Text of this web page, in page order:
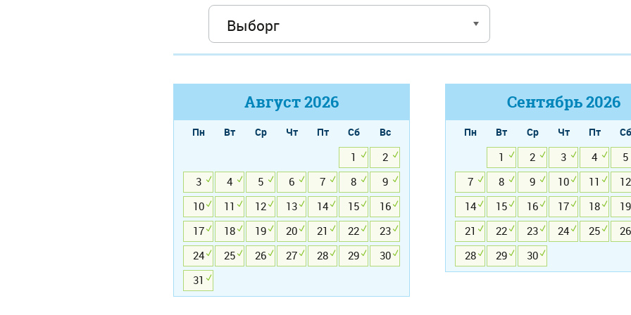
Август2026
Пн Вт Ср Чт Пт Сб
Вс
1
2
3
4 5 6 7 8
9
10
11 12 13 14 15
16
17
18 19 20 21 22
23
24
25 26 27 28 29
30
31
Сентябрь2026
Пн Вт Ср Чт Пт Сб
1
2 3 4 5
7
8 9 10 11 12
14
15 16 17 18 19
21
22 23 24 25 26
28
29 30